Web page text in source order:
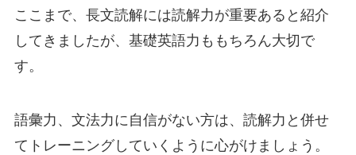
ここまで、長文読解には読解力が重要あると紹介
してきましたが、基礎英語力ももちろん大切で
す。
語彙力、文法力に自信がない方は、読解力と併せ
てトレーニングしていくように心がけましょう。